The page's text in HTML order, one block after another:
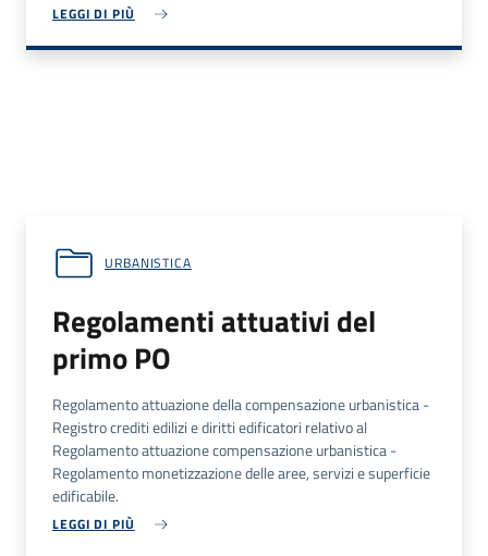
LEGGI DI PIÙ
URBANISTICA
Regolamenti attuativi del
primo PO
Regolamento attuazione della compensazione urbanistica -
Registro crediti edilizi e diritti edificatori relativo al
Regolamento attuazione compensazione urbanistica -
Regolamento monetizzazione delle aree, servizi e superficie
edificabile.
LEGGI DI PIÙ